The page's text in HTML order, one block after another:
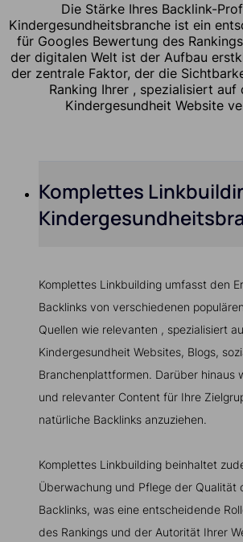
Die Stärke Ihres Backlink-
Kindergesundheitsbranche ist ein
für Googles Bewertung des
der digitalen Welt ist der Aufbau
der zentrale Faktor, der die
Ranking Ihrer , spezialisiert auf
Kindergesundheit Website
Komplettes
Komplettes Linkbuilding umfasst den
Backlinks von verschiedenen
Quellen wie relevanten , spezialisiert
Kindergesundheit Websites, Blogs,
Branchenplattformen. Darüber hinaus
und relevanter Content für Ihre
natürliche Backlinks anzuziehen.
Komplettes Linkbuilding beinhaltet
Überwachung und Pflege der Qualität
Backlinks, was eine entscheidende
des Rankings und der Autorität Ihrer